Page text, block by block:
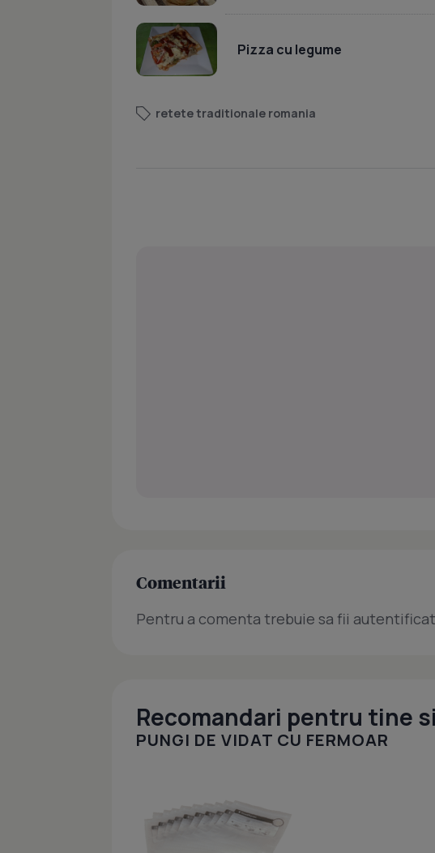
Pizza cu legume
retete traditionale romania
Comentarii
Pentru a comenta trebuie sa fii
Recomandari pentru tine
PUNGI DE VIDAT CU FERMOAR